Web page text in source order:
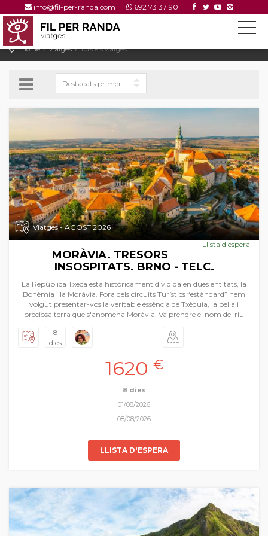
info@fil-per-randa.com 692 73 37 90
Home Viatges Tots els viatges
Viatges - AGOST 2026
Llista d'espera
MORÀVIA. TRESORS
INSOSPITATS. BRNO - TELC.
La República Txeca està històricament dividida en dues entitats, la
Bohèmia i la Moràvia. Fora dels circuits Turístics “estàndard” hem
volgut presentar-vos la veritable essència de Txèquia, la bella i
preciosa terra que s'anomena Moràvia. Va prendre el nom del riu
capital Brno, ciutats i viles precioses com Telč, Kroměříž, Olomouc
etc.. Castells, ciutats medievals i barroques, pobles com de postal i
algunes de les millors cerveses que ens regala la regió i una
gastronomia rotunda plena de notes centreeuropees. És un viatge
a part sencera.
8
dies
1620 €
8 dies
01/08/2026
08/08/2026
LLISTA D'ESPERA